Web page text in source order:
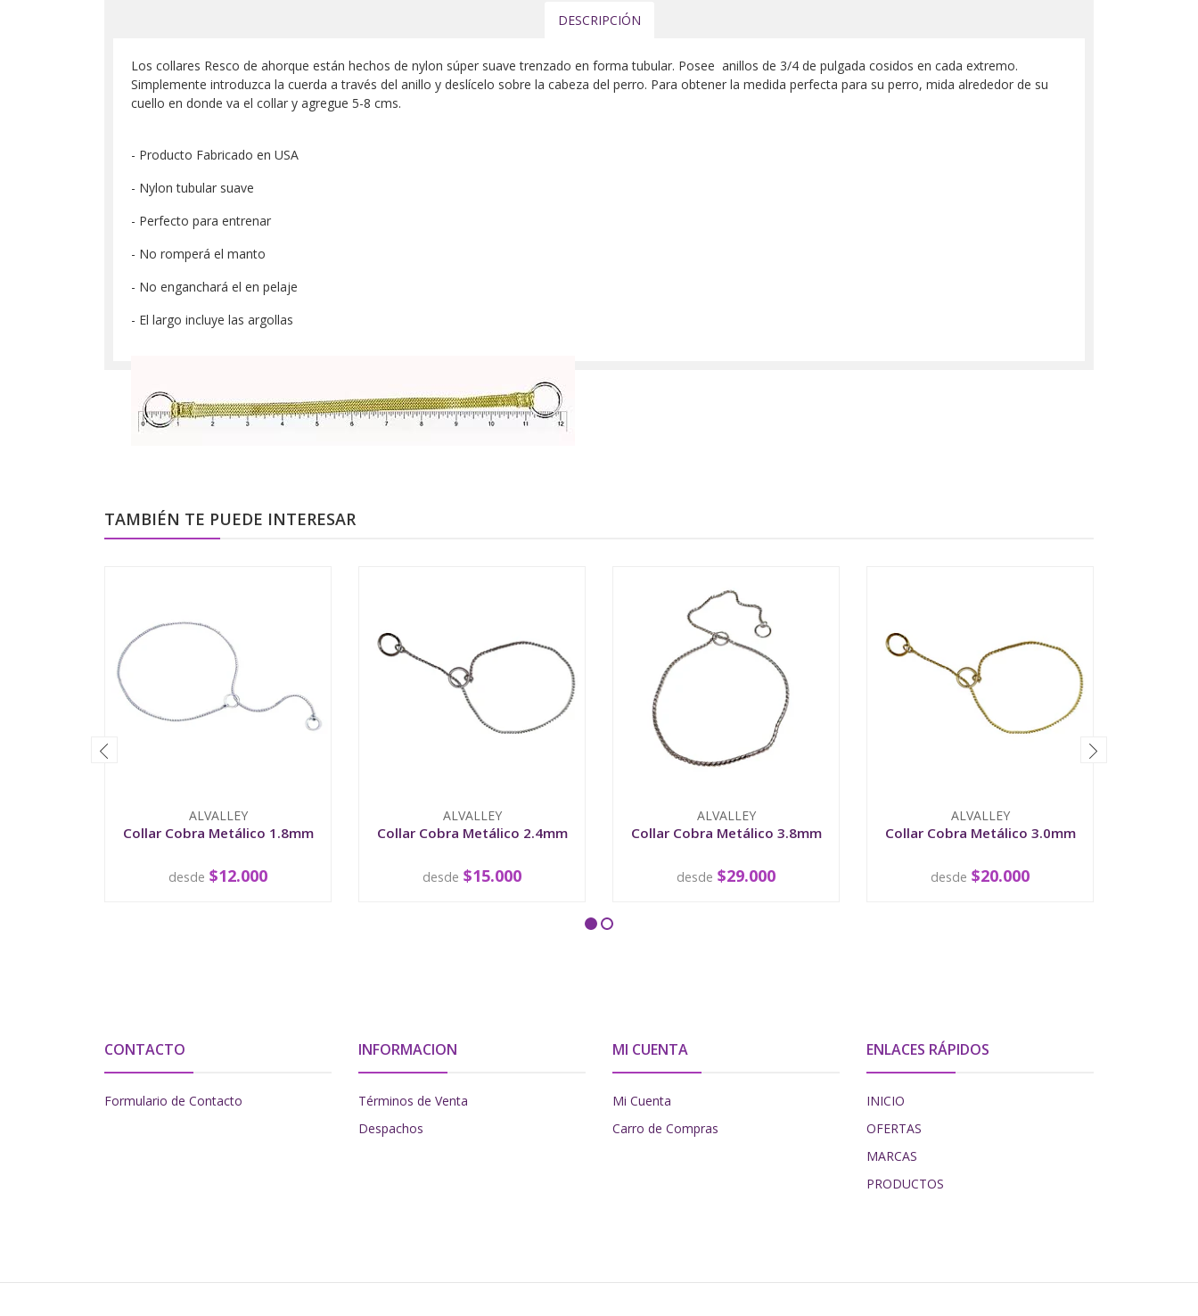
DESCRIPCIÓN
Los collares Resco de ahorque están hechos de nylon súper suave trenzado en forma tubular. Posee anillos de 3/4 de pulgada cosidos en cada extremo.
Simplemente introduzca la cuerda a través del anillo y deslícelo sobre la cabeza del perro. Para obtener la medida perfecta para su perro, mida alrededor de su
cuello en donde va el collar y agregue 5-8 cms.
- Producto Fabricado en USA
- Nylon tubular suave
- Perfecto para entrenar
- No romperá el manto
- No enganchará el en pelaje
- El largo incluye las argollas
TAMBIÉN TE PUEDE INTERESAR
ALVALLEY
Collar Cobra Metálico 1.8mm
VER OPCIONES
desde $12.000
ALVALLEY
Collar Cobra Metálico 2.4mm
VER OPCIONES
desde $15.000
ALVALLEY
Collar Cobra Metálico 3.8mm
VER OPCIONES
desde $29.000
ALVALLEY
Collar Cobra Metálico 3.0mm
VER OPCIONES
desde $20.000
CONTACTO
Formulario de Contacto
INFORMACION
Términos de Venta
Despachos
MI CUENTA
Mi Cuenta
Carro de Compras
ENLACES RÁPIDOS
INICIO
OFERTAS
MARCAS
PRODUCTOS